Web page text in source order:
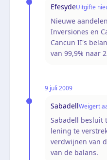
EfesydeUitgifte
Nieuwe
Inversiones en
Cancun II's
van 99,9% naar
9 juli 2009
SabadellWeigert
Sabadell besluit
lening te
verdwijnen van
van de balans.